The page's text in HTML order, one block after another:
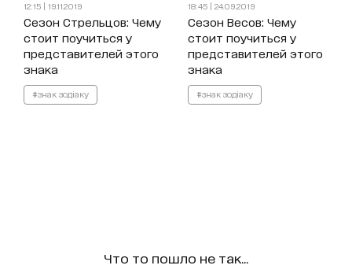
12:15 | 19.11.2019
Сезон Стрельцов: Чему
стоит поучиться у
представителей этого
знака
#знак зодіаку
18:45 | 24.09.2019
Сезон Весов: Чему
стоит поучиться у
представителей этого
знака
#знак зодіаку
Что то пошло не так...